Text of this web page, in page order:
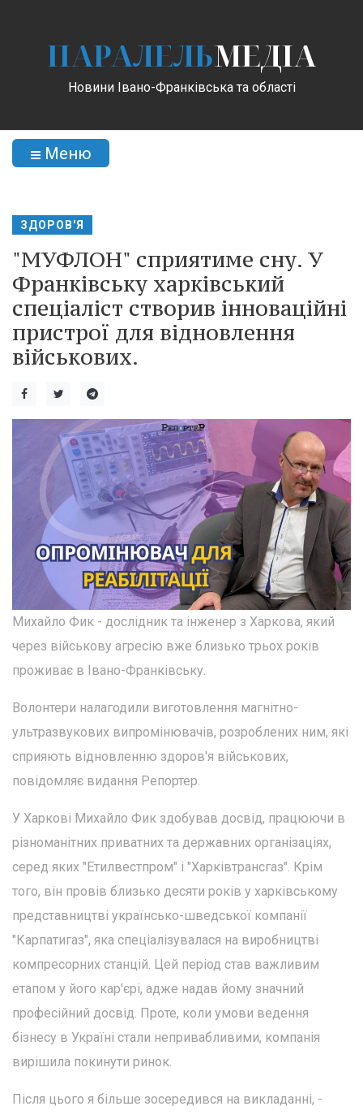
ПАРАЛЕЛЬМЕДІА
Новини Івано-Франківська та області
Меню
ЗДОРОВ'Я
"МУФЛОН" сприятиме сну. У
Франківську харківський
спеціаліст створив інноваційні
пристрої для відновлення
військових.
Михайло Фик - дослідник та інженер з Харкова, який
через військову агресію вже близько трьох років
проживає в Івано-Франківську.
Волонтери налагодили виготовлення магнітно-
ультразвукових випромінювачів, розроблених ним, які
сприяють відновленню здоров'я військових,
повідомляє видання Репортер.
У Харкові Михайло Фик здобував досвід, працюючи в
різноманітних приватних та державних організаціях,
серед яких "Етилвестпром" і "Харківтрансгаз". Крім
того, він провів близько десяти років у харківському
представництві українсько-шведської компанії
"Карпатигаз", яка спеціалізувалася на виробництві
компресорних станцій. Цей період став важливим
етапом у його кар'єрі, адже надав йому значний
професійний досвід. Проте, коли умови ведення
бізнесу в Україні стали непривабливими, компанія
вирішила покинути ринок.
Після цього я більше зосередився на викладанні, -